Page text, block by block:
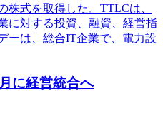
株式を取得した。TTLCは、
に対する投資、融資、経営指
ーは、総合IT企業で、電力設
に経営統合へ